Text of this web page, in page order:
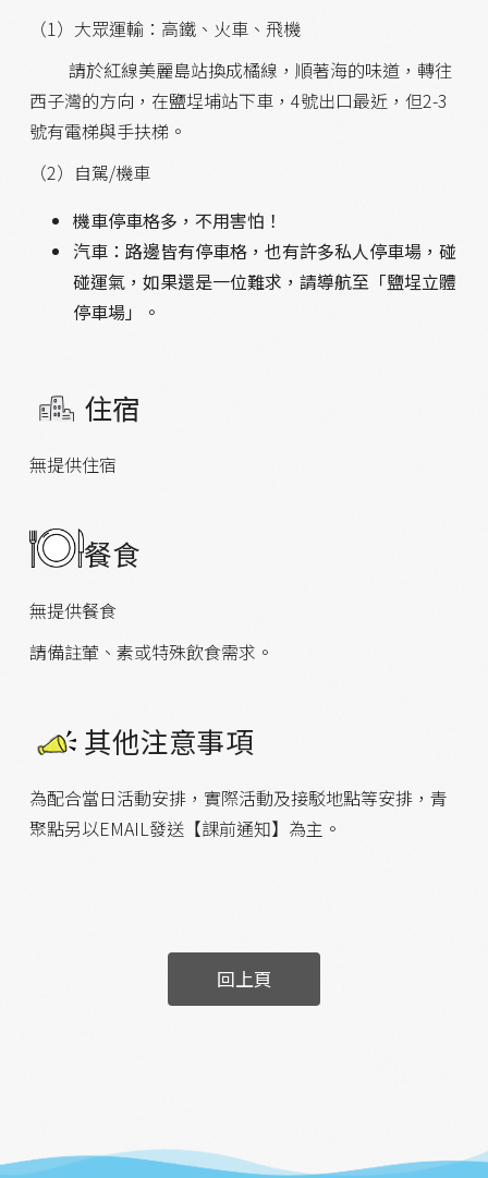
（1）大眾運輸：高鐵、火車、飛機
請於紅線美麗島站換成橘線，順著海的味道，轉往
西子灣的方向，在鹽埕埔站下車，4號出口最近，但2-3
號有電梯與手扶梯。
（2）自駕/機車
機車停車格多，不用害怕！
汽車：路邊皆有停車格，也有許多私人停車場，碰
碰運氣，如果還是一位難求，請導航至「鹽埕立體
停車場」。
住宿
無提供住宿
餐食
無提供餐食
請備註葷、素或特殊飲食需求。
其他注意事項
為配合當日活動安排，實際活動及接駁地點等安排，青
聚點另以EMAIL發送【課前通知】為主。
回上頁